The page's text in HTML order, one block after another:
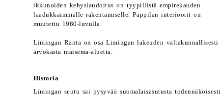
ikkunoiden kehyslaudoitus on tyypillistä empirekauden
laadukkaimmalle rakentamiselle. Pappilan interiöörit on
muutettu 1980-luvulla.
Limingan Ranta on osa Limingan lakeuden valtakunnallisesti
arvokasta maisema-aluetta.
Historia
Limingan seutu sai pysyvää suomalaisasutusta